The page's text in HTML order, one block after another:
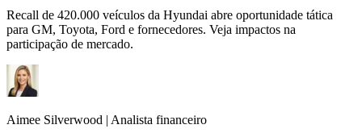
Recall de 420.000 veículos da Hyundai abre oportunidade tática
para GM, Toyota, Ford e fornecedores. Veja impactos na
participação de mercado.
Aimee Silverwood | Analista financeiro